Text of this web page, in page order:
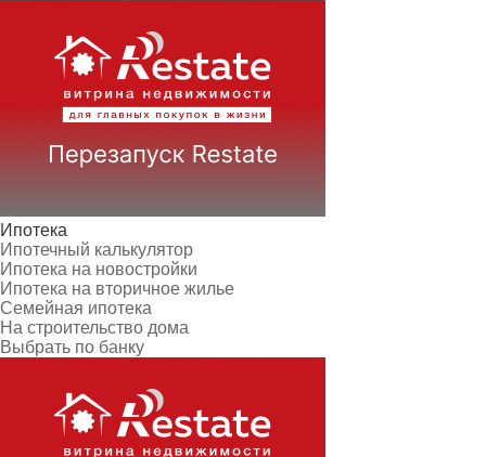
Ипотека
Ипотечный калькулятор
Ипотека на новостройки
Ипотека на вторичное жилье
Семейная ипотека
На строительство дома
Выбрать по банку